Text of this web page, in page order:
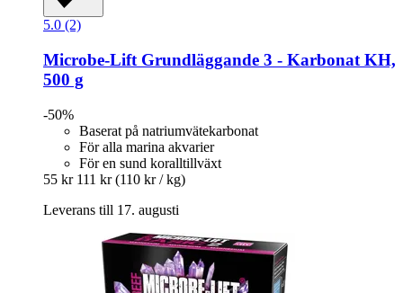
5.0 (2)
Microbe-Lift Grundläggande 3 -​ Karbonat KH,
500 g
-50%
Baserat på natriumvätekarbonat
För alla marina akvarier
För en sund koralltillväxt
55 kr 111 kr (110 kr / kg)
Leverans till 17. augusti